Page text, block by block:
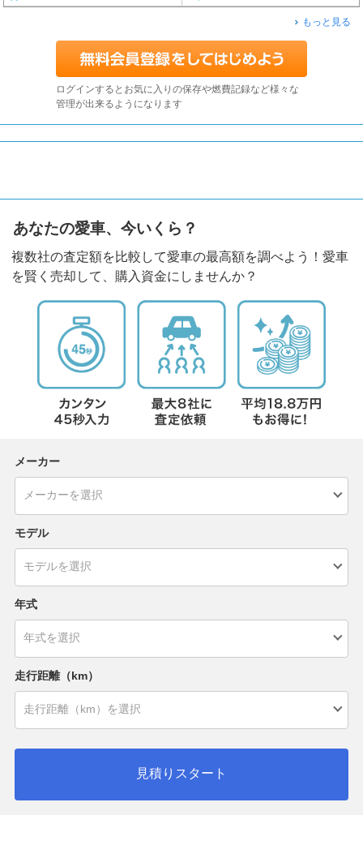
もっと見る
ログインするとお気に入りの保存や燃費記録など様々な
管理が出来るようになります
あなたの愛車、今いくら？
複数社の査定額を比較して愛車の最高額を調べよう！愛車
を賢く売却して、購入資金にしませんか？
メーカー
モデル
年式
走行距離（km）
見積りスタート